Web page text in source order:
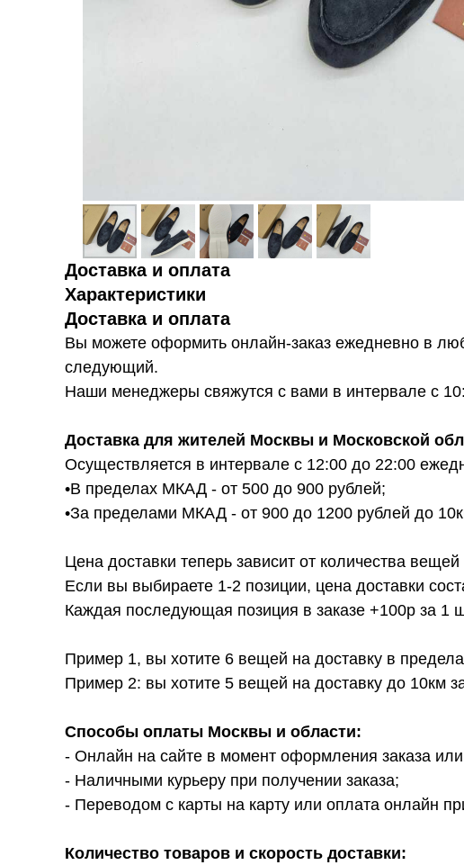
Доставка и оплата
Характеристики
Доставка и оплата
Вы можете оформить онлайн-заказ ежедневно в
следующий.
Наши менеджеры свяжутся с вами в интервале с
Доставка для жителей Москвы и Московской
Осуществляется в интервале с 12:00 до 22:00
•В пределах МКАД - от 500 до 900 рублей;
•За пределами МКАД - от 900 до 1200 рублей до
Цена доставки теперь зависит от количества вещей
Если вы выбираете 1-2 позиции, цена доставки
Каждая последующая позиция в заказе +100р за 1
Пример 1, вы хотите 6 вещей на доставку в
Пример 2: вы хотите 5 вещей на доставку до 10км
Способы оплаты Москвы и области:
- Онлайн на сайте в момент оформления заказа
- Наличными курьеру при получении заказа;
- Переводом с карты на карту или оплата онлайн
Количество товаров и скорость доставки: